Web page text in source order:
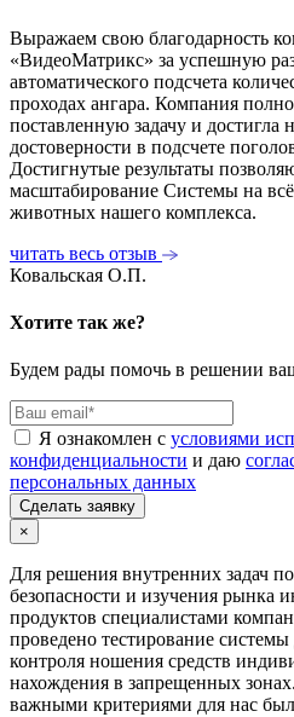
Выражаем свою благодарность
«ВидеоМатрикс» за успешную
автоматического подсчета
проходах ангара. Компания
поставленную задачу и достигла
достоверности в подсчете
Достигнутые результаты
масштабирование Системы на
животных нашего комплекса.
читать весь отзыв
Ковальская О.П.
Хотите так же?
Будем рады помочь в решении
Я ознакомлен с условиями
конфиденциальности и даю
персональных данных
Сделать заявку
×
Для решения внутренних задач
безопасности и изучения
продуктов специалистами
проведено тестирование системы
контроля ношения средств
нахождения в запрещенных
важными критериями для нас